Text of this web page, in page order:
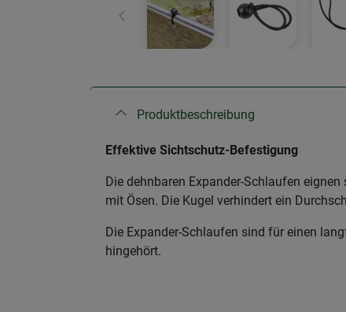
Zurück
Produktbeschreibung
Effektive Sichtschutz-Befestigung
Die dehnbaren Expander-Schlaufen
mit Ösen. Die Kugel verhindert ein
Die Expander-Schlaufen sind für einen
hingehört.